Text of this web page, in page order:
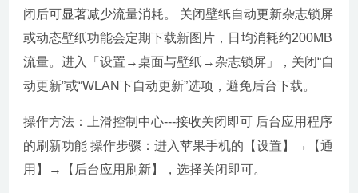
闭后可显著减少流量消耗。 关闭壁纸自动更新杂志锁屏
或动态壁纸功能会定期下载新图片，日均消耗约200MB
流量。进入「设置→桌面与壁纸→杂志锁屏」，关闭“自
动更新”或“WLAN下自动更新”选项，避免后台下载。
操作方法：上滑控制中心---接收关闭即可 后台应用程序
的刷新功能 操作步骤：进入苹果手机的【设置】→【通
用】→【后台应用刷新】，选择关闭即可。